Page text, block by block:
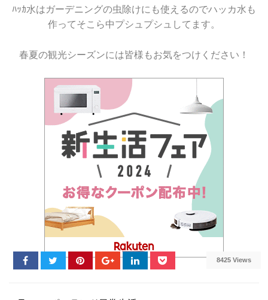
ﾊｯｶ水はガーデニングの虫除けにも使えるのでハッカ水も
作ってそこら中プシュプシュしてます。
春夏の観光シーズンには皆様もお気をつけください！
8425 Views